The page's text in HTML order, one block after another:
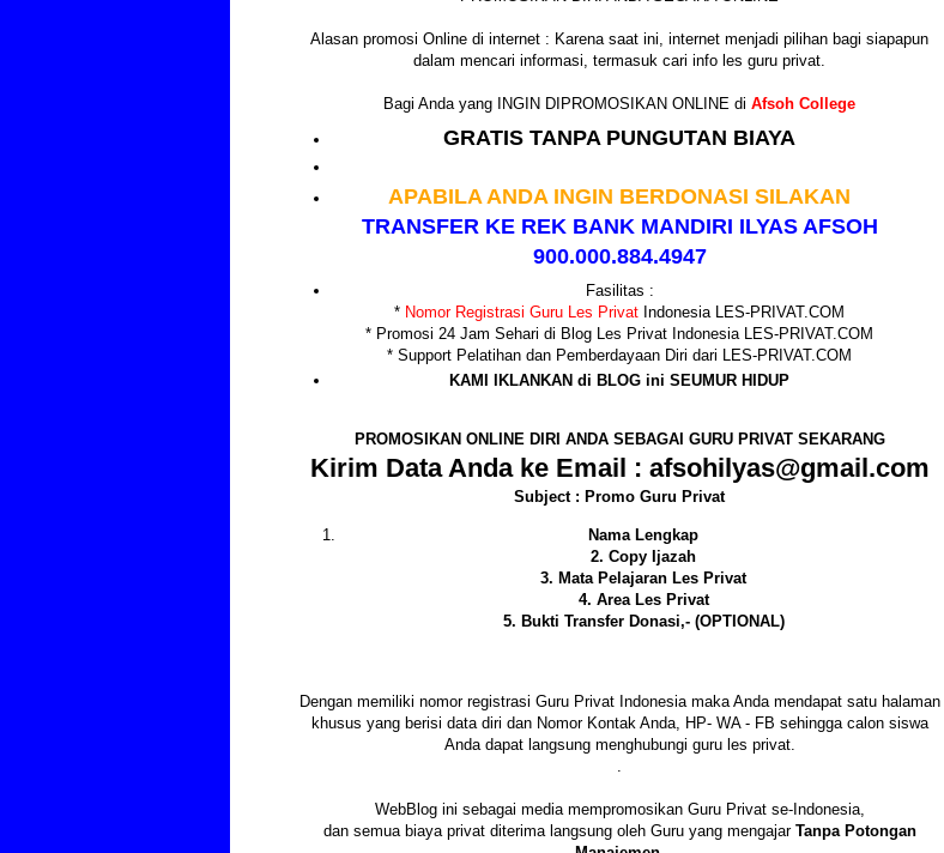
Alasan promosi Online di internet : Karena saat ini, internet menjadi pilihan bagi siapapun
dalam mencari informasi, termasuk cari info les guru privat.
Bagi Anda yang INGIN DIPROMOSIKAN ONLINE di Afsoh College
GRATIS TANPA PUNGUTAN BIAYA
APABILA ANDA INGIN BERDONASI SILAKAN
TRANSFER KE REK BANK MANDIRI ILYAS AFSOH
900.000.884.4947
Fasilitas :
* Nomor Registrasi Guru Les Privat Indonesia LES-PRIVAT.COM
* Promosi 24 Jam Sehari di Blog Les Privat Indonesia LES-PRIVAT.COM
* Support Pelatihan dan Pemberdayaan Diri dari LES-PRIVAT.COM
KAMI IKLANKAN di BLOG ini SEUMUR HIDUP
PROMOSIKAN ONLINE DIRI ANDA SEBAGAI GURU PRIVAT SEKARANG
Kirim Data Anda ke Email : afsohilyas@gmail.com
Subject : Promo Guru Privat
Nama Lengkap
2. Copy Ijazah
3. Mata Pelajaran Les Privat
4. Area Les Privat
5. Bukti Transfer Donasi,- (OPTIONAL)
Dengan memiliki nomor registrasi Guru Privat Indonesia maka Anda mendapat satu halaman
khusus yang berisi data diri dan Nomor Kontak Anda, HP- WA - FB sehingga calon siswa
Anda dapat langsung menghubungi guru les privat.
WebBlog ini sebagai media mempromosikan Guru Privat se-Indonesia,
dan semua biaya privat diterima langsung oleh Guru yang mengajar Tanpa Potongan